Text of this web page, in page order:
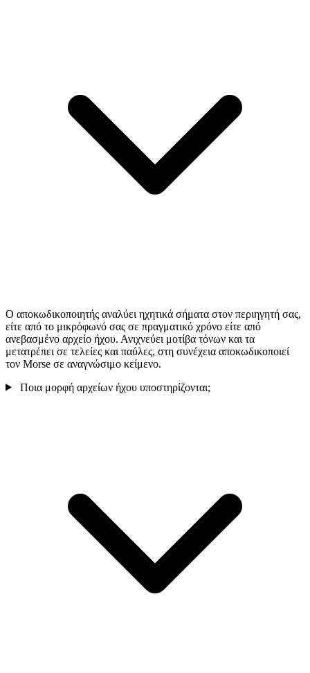
Ο αποκωδικοποιητής αναλύει ηχητικά σήματα στον περιηγητή σας,
είτε από το μικρόφωνό σας σε πραγματικό χρόνο είτε από
ανεβασμένο αρχείο ήχου. Ανιχνεύει μοτίβα τόνων και τα
μετατρέπει σε τελείες και παύλες, στη συνέχεια αποκωδικοποιεί
τον Morse σε αναγνώσιμο κείμενο.
Ποια μορφή αρχείων ήχου υποστηρίζονται;